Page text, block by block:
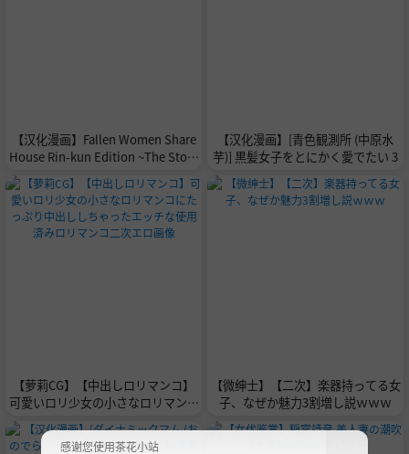
【汉化漫画】Fallen Women Share
House Rin-kun Edition ~The Story
of Two Shy Aspiring Manga Artists
Getting Deliciously Devoured by a
Playboy~
【汉化漫画】[青色観測所 (中原水
芋)] 黒髪女子をとにかく愛でたい 3
【萝莉CG】【中出しロリマンコ】
可愛いロリ少女の小さなロリマンコ
にたっぷり中出ししちゃったエッチ
な使用済みロリマンコ二次エロ画像
【微绅士】【二次】楽器持ってる女
子、なぜか魅力3割増し説ｗｗｗ
感谢您使用茶花小站